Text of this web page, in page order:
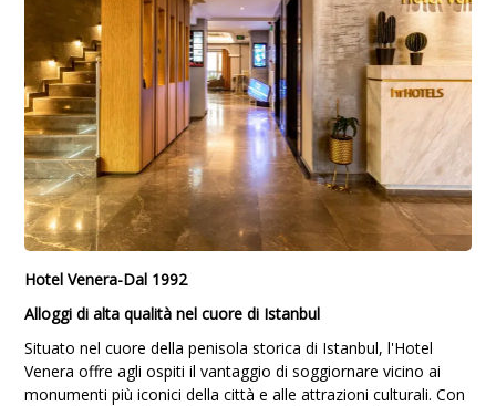
Hotel Venera-Dal 1992
Alloggi di alta qualità nel cuore di Istanbul
Situato nel cuore della penisola storica di Istanbul, l'Hotel
Venera offre agli ospiti il vantaggio di soggiornare vicino ai
monumenti più iconici della città e alle attrazioni culturali. Con